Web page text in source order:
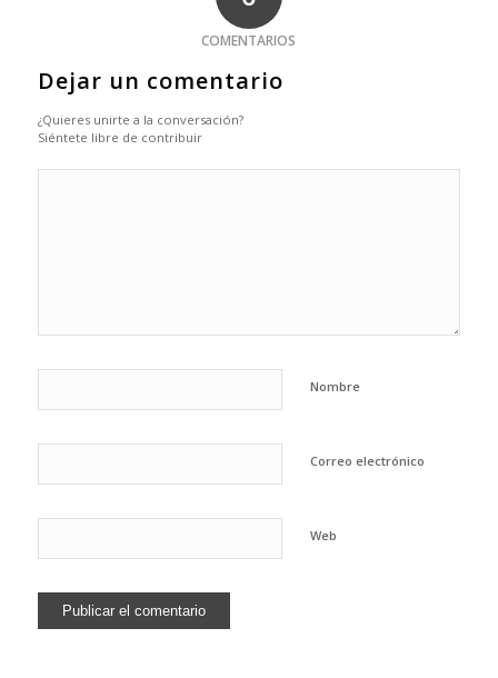
COMENTARIOS
Dejar un comentario
¿Quieres unirte a la conversación?
Siéntete libre de contribuir
Nombre
Correo electrónico
Web